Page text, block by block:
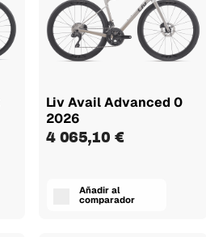
Liv Avail Advanced 0
2026
4 065,10 €
Añadir al
comparador